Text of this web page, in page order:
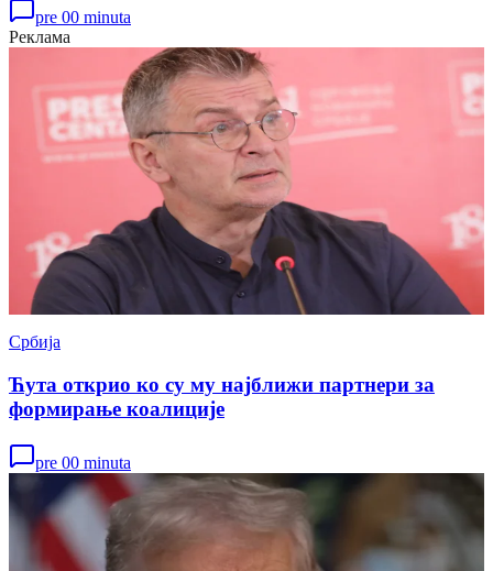
pre 00 minuta
Реклама
Србија
Ћута открио ко су му најближи партнери за
формирање коалиције
pre 00 minuta